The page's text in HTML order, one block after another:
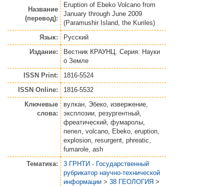
Название
(перевод):
Eruption of Ebeko Volcano from
January through June 2009
(Paramushir Island, the Kuriles)
Язык:
Русский
Издание:
Вестник КРАУНЦ. Серия: Науки
о Земле
ISSN Print:
1816-5524
ISSN Online:
1816-5532
Ключевые
слова:
вулкан, Эбеко, извержение,
эксплозии, резургентный,
фреатический, фумаролы,
пепел, volcano, Ebeko, eruption,
explosion, resurgent, phreatic,
fumarole, ash
Тематика:
3 ГРНТИ - Государственный
рубрикатор научно-технической
информации > 38 ГЕОЛОГИЯ >